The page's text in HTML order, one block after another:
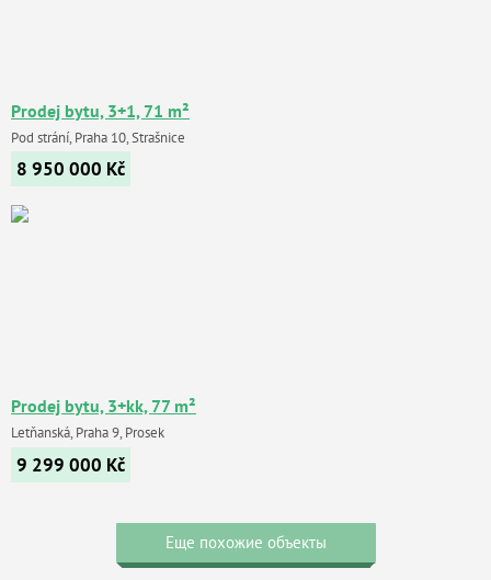
Prodej bytu, 3+1, 71 m²
Pod strání, Praha 10, Strašnice
8 950 000 Kč
Prodej bytu, 3+kk, 77 m²
Letňanská, Praha 9, Prosek
9 299 000 Kč
Еще похожие объекты